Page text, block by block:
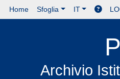
Home Sfoglia IT
Archivio